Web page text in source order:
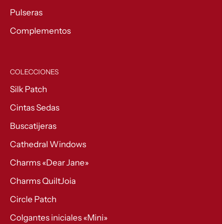
Pulseras
Complementos
COLECCIONES
Silk Patch
Cintas Sedas
Buscatijeras
Cathedral Windows
Charms «Dear Jane»
Charms QuiltJoia
Circle Patch
Colgantes iniciales «Mini»